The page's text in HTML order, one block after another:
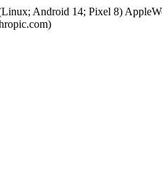
Android 14; Pixel 8)